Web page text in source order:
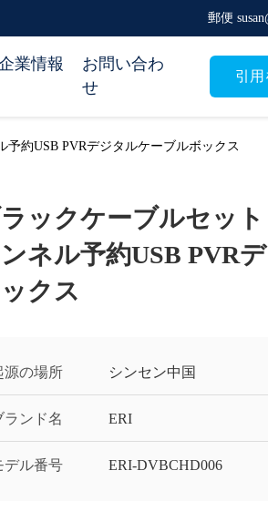
郵便
業情報
お問い合わ
せ
引用
約USB PVRデジタルケーブルボックス
ックケーブルセッ
ネル予約USB PVR
クス
源の場所 シンセン中国
ランド名 ERI
デル番号 ERI-DVBCHD006